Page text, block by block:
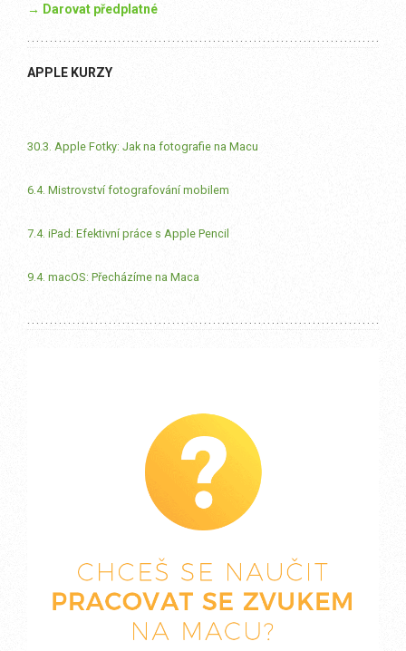
→ Darovat předplatné
APPLE KURZY
30.3. Apple Fotky: Jak na fotografie na Macu
6.4. Mistrovství fotografování mobilem
7.4. iPad: Efektivní práce s Apple Pencil
9.4. macOS: Přecházíme na Maca